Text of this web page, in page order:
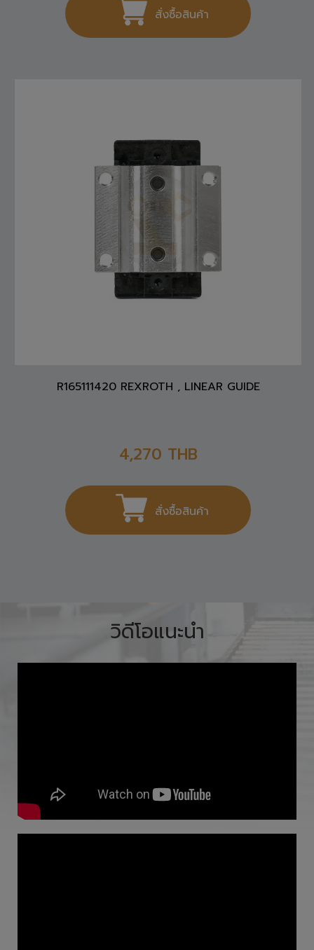
สั่งซื้อสินค้า
R165111420 REXROTH , LINEAR GUIDE
4,270 THB
สั่งซื้อสินค้า
วิดีโอแนะนำ